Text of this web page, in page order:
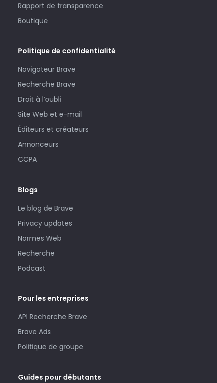
Rapport de transparence
Boutique
Politique de confidentialité
Navigateur Brave
Recherche Brave
Droit à l’oubli
Site Web et e-mail
Éditeurs et créateurs
Annonceurs
CCPA
Blogs
Le blog de Brave
Privacy updates
Normes Web
Recherche
Podcast
Pour les entreprises
API Recherche Brave
Brave Ads
Politique de groupe
Guides pour débutants